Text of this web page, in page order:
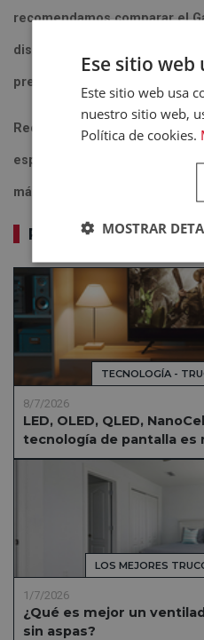
recomendamos comparar el
disponibles en el mercado y
presupuesto.
Recuerda adaptar este
específicas del Samsung
más reciente disponible
POST
TECNOLOGÍA -
8/7/2026
LED, OLED, QLED,
tecnología de pantalla es
LOS MEJORES
1/7/2026
¿Qué es mejor un
sin aspas?
Ese sitio
Este sitio web usa
nuestro sitio web,
Política de cookies.
MOSTRAR